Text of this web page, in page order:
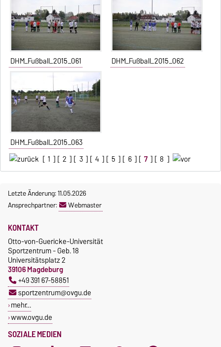
DHM_Fußball_2015_061 DHM_Fußball_2015_062
DHM_Fußball_2015_063
[ 1 ] [ 2 ] [ 3 ] [ 4 ] [ 5 ] [ 6 ] [ 7 ] [ 8 ]
Letzte Änderung: 11.05.2026
Ansprechpartner:
Webmaster
SOZIALE MEDIEN
KONTAKT
Otto-von-Guericke-Universität
Sportzentrum - Geb. 18
Universitätsplatz 2
39106 Magdeburg
+49 391 67-58851
sportzentrum@ovgu.de
mehr…
www.ovgu.de